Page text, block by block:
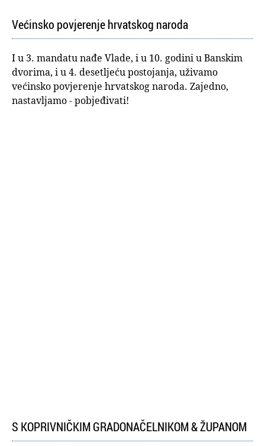
Većinsko povjerenje hrvatskog naroda
I u 3. mandatu nađe Vlade, i u 10. godini u Banskim
dvorima, i u 4. desetljeću postojanja, uživamo
većinsko povjerenje hrvatskog naroda. Zajedno,
nastavljamo - pobjeđivati!
S KOPRIVNIČKIM GRADONAČELNIKOM & ŽUPANOM